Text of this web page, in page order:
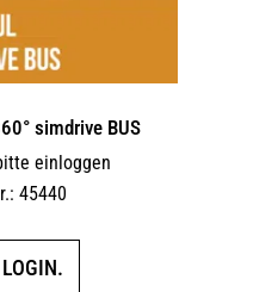
simdrive BUS
einloggen
45440